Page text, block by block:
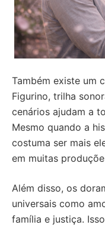
Também existe um
Figurino, trilha
cenários ajudam a
Mesmo quando a
costuma ser mais
em muitas
Além disso, os
universais como
família e justiça.